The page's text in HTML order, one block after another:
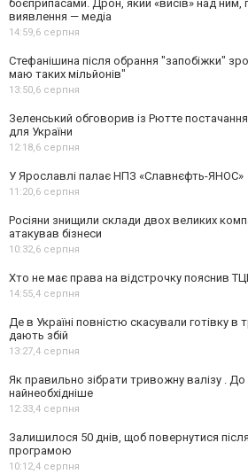
боєприпасами. Дрон, який «висів» над
виявлення — медіа
14:59,6 серпня
Стефанішина після обрання "запобіжки"
маю таких мільйонів"
13:50,6 серпня
Зеленський обговорив із Рютте
для України
12:18,6 серпня
У Ярославлі палає НПЗ «Славнєфть-ЯНОС»
11:20,6 серпня
Росіяни знищили склади двох великих
атакував бізнеси
10:32,6 серпня
Хто не має права на відстрочку пояснив
14:55,4 серпня
Де в Україні повністю скасували готівку в
дають збій
13:27,4 серпня
Як правильно зібрати тривожну валізу .
найнеобхідніше
12:33,4 серпня
Залишилося 50 днів, щоб повернутися
програмою
10:12,4 серпня